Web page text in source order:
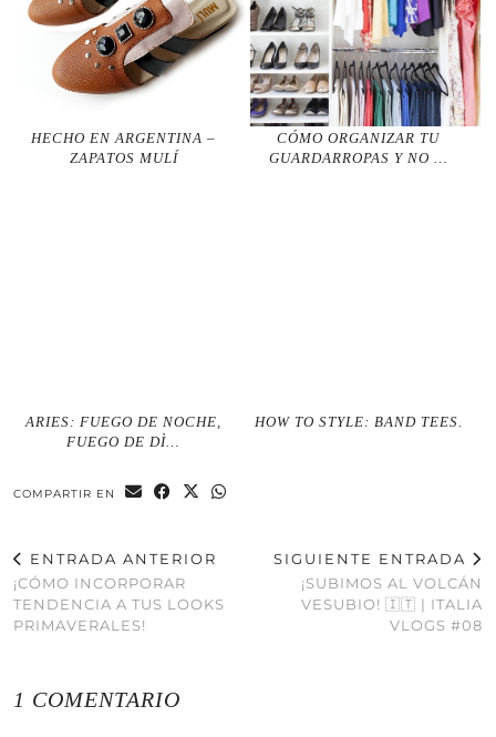
HECHO EN ARGENTINA –
ZAPATOS MULÍ
CÓMO ORGANIZAR TU
GUARDARROPAS Y NO …
ARIES: FUEGO DE NOCHE,
FUEGO DE DÌ…
HOW TO STYLE: BAND TEES.
COMPARTIR EN
ENTRADA ANTERIOR
¡CÓMO INCORPORAR
TENDENCIA A TUS LOOKS
PRIMAVERALES!
SIGUIENTE ENTRADA
¡SUBIMOS AL VOLCÁN
VESUBIO! 🇮🇹 | ITALIA
VLOGS #08
1 COMENTARIO